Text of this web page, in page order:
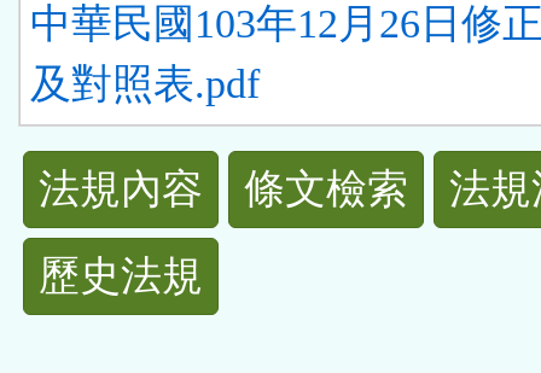
中華民國103年12月26日修
及對照表.pdf
法
規
功
法規內容 條文檢索
法
歷史法規